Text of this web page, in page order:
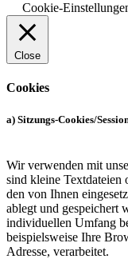
Cookie-
Close
Cookies
a) Sitzungs-Cookies/
Wir verwenden mit
sind kleine Textdateien
den von Ihnen
ablegt und gespeichert
individuellen Umfang
beispielsweise Ihre
Adresse, verarbeitet.